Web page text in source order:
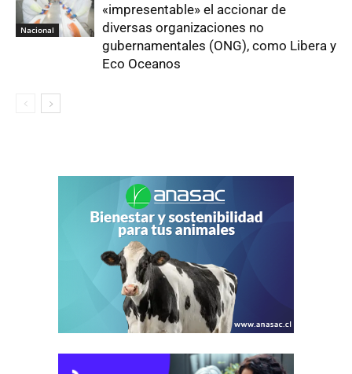
Nacional
«impresentable» el accionar de
diversas organizaciones no
gubernamentales (ONG), como Libera y
Eco Oceanos